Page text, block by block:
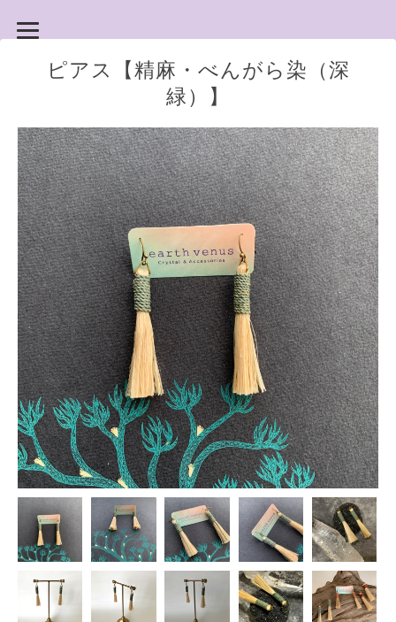
ピアス【精麻・べんがら染（深
緑）】